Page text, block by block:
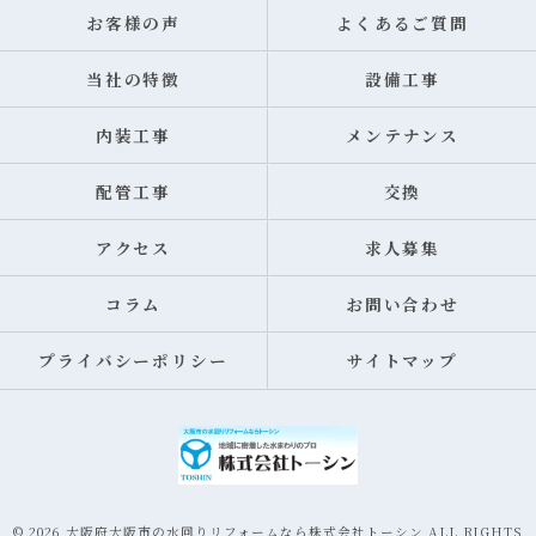
お客様の声 よくあるご質問
当社の特徴 設備工事
内装工事 メンテナンス
配管工事 交換
アクセス 求人募集
コラム お問い合わせ
プライバシーポリシー サイトマップ
© 2026 大阪府大阪市の水回りリフォームなら株式会社トーシン ALL RIGHTS